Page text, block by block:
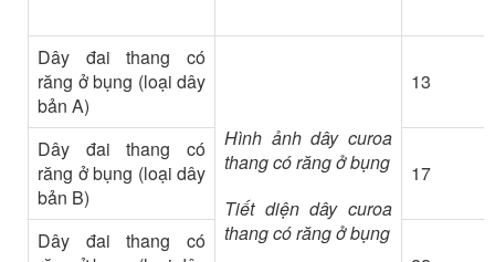
Dây đai thang có
răng ở bụng (loại dây
bản A)
Hình ảnh dây curoa
thang có răng ở bụng
Tiết diện dây curoa
thang có răng ở bụng
13
Dây đai thang có
răng ở bụng (loại dây
bản B)
17
Dây đai thang có